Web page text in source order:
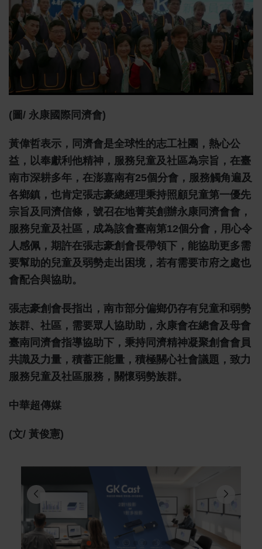
(圖/ 永康國際同濟會)
黃偉哲表示，同濟會是全球性的志工社團，熱心公
益，以奉獻利他精神，服務兒童及社區為宗旨，在臺
南市深耕多年，在澎嘉南有25個分會，服務觸角遍及
各鄉鎮，也肯定張志豪總經理秉持照顧兒童第一優先
宗旨及同濟信條，號召在地菁英創辦永康同濟會會，
服務兒童及社區，成為該會臺南第12個分會，用心令
人感佩，期許在張志豪創會長帶領下，能協助更多需
要幫助的兒童及弱勢走出困境，若有需要市府之處也
會配合與協助。
張志豪創會長指出，南市部分偏鄉仍存有兒童和弱勢
族群、社區，需要眾人協助助，永康會在總會及母會
臺南同濟會指導協助下，秉持同濟精神凝聚創會會員
共識及力量，積蓄正能量，積極關心社會議題，致力
服務兒童及社區服務，關懷弱勢族群。
中華超傳媒
(文/ 黃俊憲)